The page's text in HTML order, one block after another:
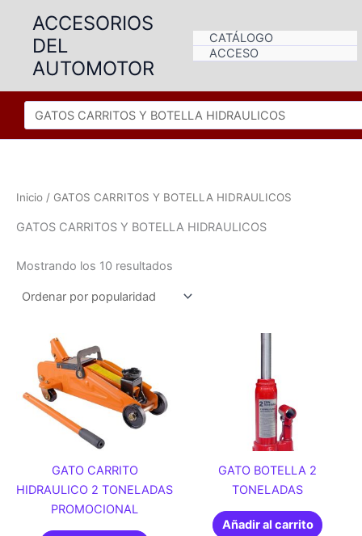
contenido
ACCESORIOS
DEL
AUTOMOTOR
CATÁLOGO
ACCESO
Inicio / GATOS CARRITOS Y BOTELLA HIDRAULICOS
GATOS CARRITOS Y BOTELLA HIDRAULICOS
Mostrando los 10 resultados
GATO CARRITO
HIDRAULICO 2 TONELADAS
PROMOCIONAL
GATO BOTELLA 2
TONELADAS
Añadir al carrito